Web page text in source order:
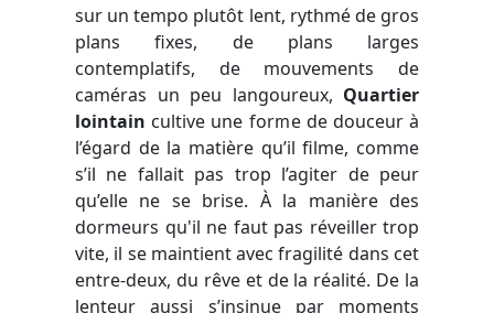
sur un tempo plutôt lent, rythmé de gros
plans fixes, de plans larges
contemplatifs, de mouvements de
caméras un peu langoureux, Quartier
lointain cultive une forme de douceur à
l’égard de la matière qu’il filme, comme
s’il ne fallait pas trop l’agiter de peur
qu’elle ne se brise. À la manière des
dormeurs qu'il ne faut pas réveiller trop
vite, il se maintient avec fragilité dans cet
entre-deux, du rêve et de la réalité. De la
lenteur aussi s’insinue par moments